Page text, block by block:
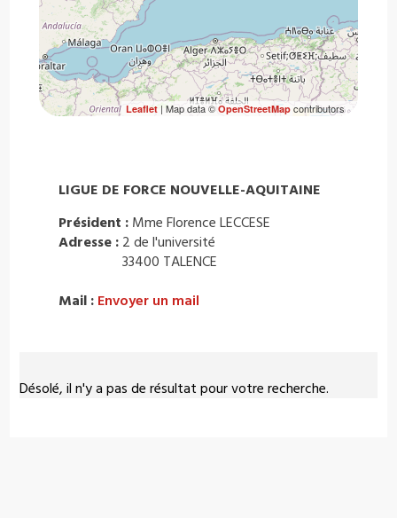
Désolé, il n'y a pas de résultat pour votre recherche.
Leaflet| Map data ©OpenStreetMapcontributors
LIGUE DE FORCE NOUVELLE-AQUITAINE
Président : Mme Florence LECCESE
Adresse : 2 de l'université
33400 TALENCE
Mail : Envoyer un mail